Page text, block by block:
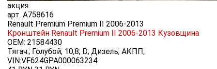
акция
арт. A758616
Renault Premium Premium II 2006-2013
Кронштейн Renault Premium II 2006-2013 Кузовщина
OEM: 21584430
Тягач.; Голубой; 10,8; D; Дизель; АКПП;
VIN:VF624GPA000063234